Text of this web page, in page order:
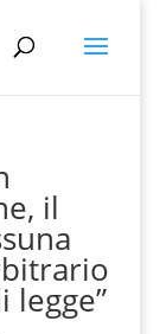
il
legge”